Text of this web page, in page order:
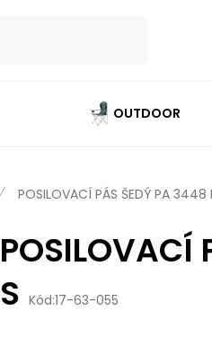
OUTDOOR
POSILOVACÍ PÁS ŠEDÝ PA 3448
POSILOVACÍ
S Kód:17-63-055